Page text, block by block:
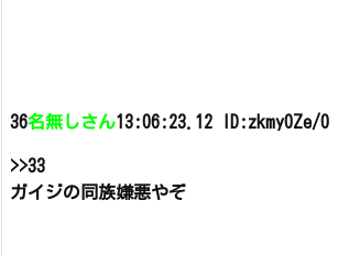
36名無しさん13:06:23.12 ID:zkmy0Ze/0
>>33
ガイジの同族嫌悪やぞ